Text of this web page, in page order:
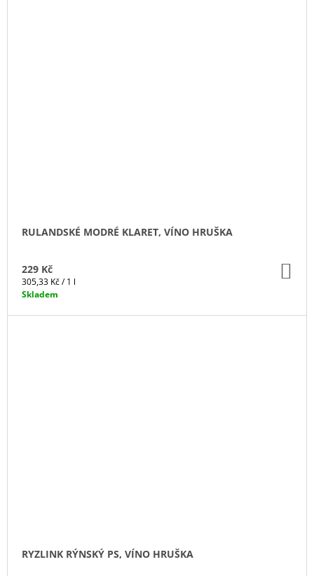
RULANDSKÉ MODRÉ KLARET, VÍNO HRUŠKA
229 Kč
Měrná
cena:
305,33 Kč / 1 l
Skladem
RYZLINK RÝNSKÝ PS, VÍNO HRUŠKA